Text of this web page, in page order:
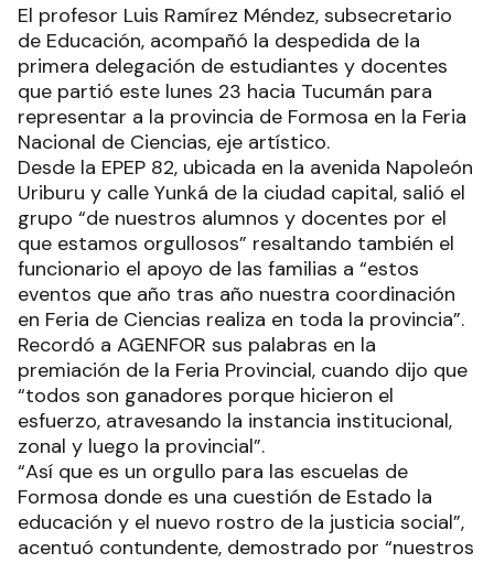
El profesor Luis Ramírez Méndez, subsecretario
de Educación, acompañó la despedida de la
primera delegación de estudiantes y docentes
que partió este lunes 23 hacia Tucumán para
representar a la provincia de Formosa en la Feria
Nacional de Ciencias, eje artístico.
Desde la EPEP 82, ubicada en la avenida Napoleón
Uriburu y calle Yunká de la ciudad capital, salió el
grupo “de nuestros alumnos y docentes por el
que estamos orgullosos” resaltando también el
funcionario el apoyo de las familias a “estos
eventos que año tras año nuestra coordinación
en Feria de Ciencias realiza en toda la provincia”.
Recordó a AGENFOR sus palabras en la
premiación de la Feria Provincial, cuando dijo que
“todos son ganadores porque hicieron el
esfuerzo, atravesando la instancia institucional,
zonal y luego la provincial”.
“Así que es un orgullo para las escuelas de
Formosa donde es una cuestión de Estado la
educación y el nuevo rostro de la justicia social”,
acentuó contundente, demostrado por “nuestros